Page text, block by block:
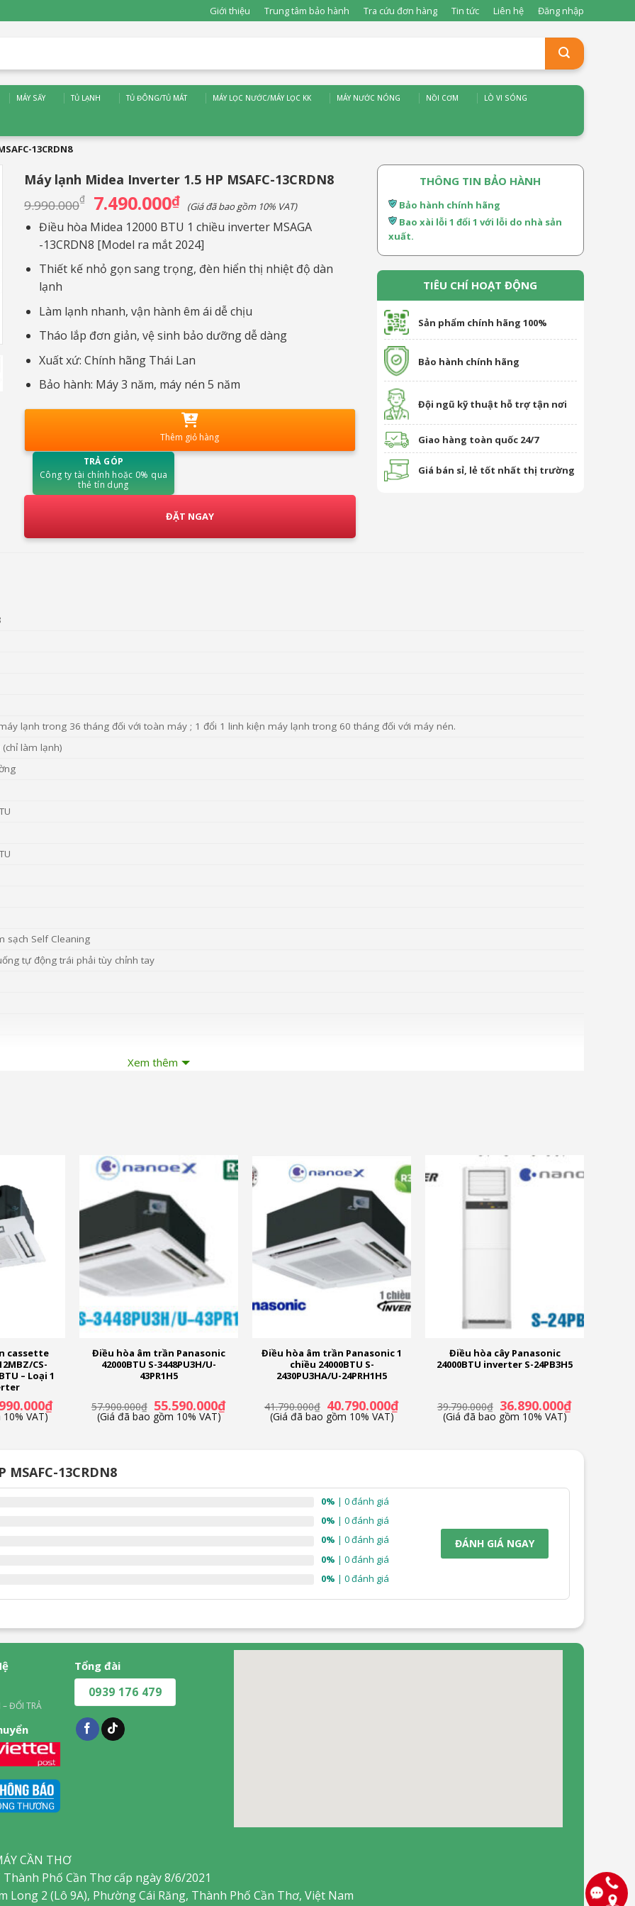
Giới thiệu Trung tâm bảo hành Tra cứu đơn hàng Tin tức Liên hệ Đăng nhập
MÁY SẤY TỦ LẠNH TỦ ĐÔNG/TỦ MÁT MÁY LỌC NƯỚC/MÁY LỌC KK MÁY NƯỚC NÓNG NỒI CƠM LÒ VI SÓNG
13CRDN8
Máy lạnh Midea Inverter 1.5 HP MSAFC-13CRDN8
9.990.000₫ Giá
gốc
là:
9.990.000₫.
7.490.000₫Giá
hiện
tại
là:
7.490.000₫.
(Giá đã bao gồm 10% VAT)
Điều hòa Midea 12000 BTU 1 chiều inverter MSAGA
-13CRDN8 [Model ra mắt 2024]
Thiết kế nhỏ gọn sang trọng, đèn hiển thị nhiệt độ dàn
lạnh
Làm lạnh nhanh, vận hành êm ái dễ chịu
Tháo lắp đơn giản, vệ sinh bảo dưỡng dễ dàng
Xuất xứ: Chính hãng Thái Lan
Bảo hành: Máy 3 năm, máy nén 5 năm
Thêm giỏ hàng
TRẢ GÓP
Công ty tài chính hoặc 0% qua
thẻ tín dụng
ĐẶT NGAY
THÔNG TIN BẢO HÀNH
Bảo hành chính hãng
Bao xài lỗi 1 đổi 1 với lỗi do nhà sản
xuất.
TIÊU CHÍ HOẠT ĐỘNG
Sản phẩm chính hãng 100%
Bảo hành chính hãng
Đội ngũ kỹ thuật hỗ trợ tận nơi
Giao hàng toàn quốc 24/7
Giá bán sỉ, lẻ tốt nhất thị trường
lạnh trong 36 tháng đối với toàn máy ; 1 đổi 1 linh kiện máy lạnh trong 60 tháng đối với máy nén.
làm lạnh)
sạch Self Cleaning
tự động trái phải tùy chỉnh tay
Xem thêm
cassette
CS-
– Loại 1
₫Giá
VAT)
Điều hòa âm trần Panasonic
42000BTU S-3448PU3H/U-
43PR1H5
57.900.000₫ Giá
gốc
là:
55.590.000₫Giá
(Giá đã bao gồm 10% VAT)
và nhiều ưu đãi khác
Điều hòa âm trần Panasonic 1
chiều 24000BTU S-
2430PU3HA/U-24PRH1H5
41.790.000₫ Giá
gốc
là:
40.790.000₫Giá
(Giá đã bao gồm 10% VAT)
và nhiều ưu đãi khác
Điều hòa cây Panasonic
24000BTU inverter S-24PB3H5
39.790.000₫ Giá
gốc
là:
36.890.000₫Giá
(Giá đã bao gồm 10% VAT)
13CRDN8
0% | 0 đánh giá
0% | 0 đánh giá
0% | 0 đánh giá
0% | 0 đánh giá
0% | 0 đánh giá
ĐÁNH GIÁ NGAY
– ĐỔI TRẢ
Tổng đài
0939 176 479
CẦN THƠ
Phố Cần Thơ cấp ngày 8/6/2021
Long 2 (Lô 9A), Phường Cái Răng, Thành Phố Cần Thơ, Việt Nam